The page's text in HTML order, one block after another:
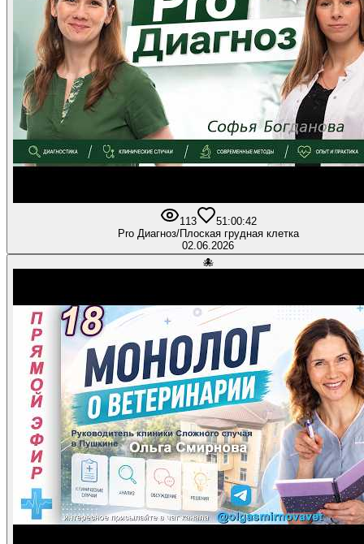
113 51:00:42
Pro Диагноз/Плоская грудная клетка
02.06.2026
🐙